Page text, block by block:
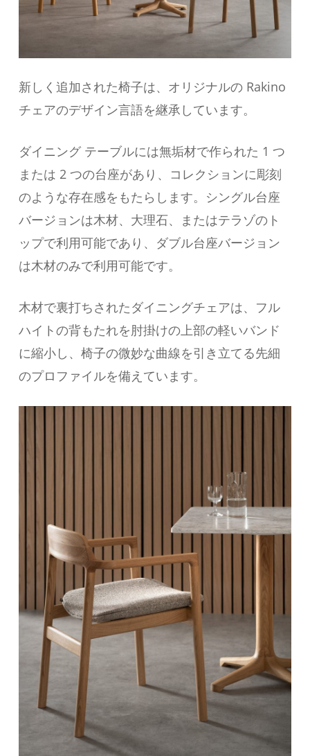
新しく追加された椅子は、オリジナルの Rakino
チェアのデザイン言語を継承しています。
ダイニング テーブルには無垢材で作られた 1 つ
または 2 つの台座があり、コレクションに彫刻
のような存在感をもたらします。シングル台座
バージョンは木材、大理石、またはテラゾのト
ップで利用可能であり、ダブル台座バージョン
は木材のみで利用可能です。
木材で裏打ちされたダイニングチェアは、フル
ハイトの背もたれを肘掛けの上部の軽いバンド
に縮小し、椅子の微妙な曲線を引き立てる先細
のプロファイルを備えています。